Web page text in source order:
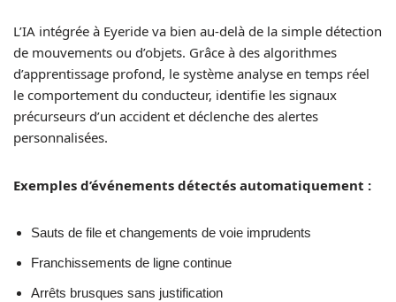
L’IA intégrée à Eyeride va bien au-delà de la simple détection
de mouvements ou d’objets. Grâce à des algorithmes
d’apprentissage profond, le système analyse en temps réel
le comportement du conducteur, identifie les signaux
précurseurs d’un accident et déclenche des alertes
personnalisées.
Exemples d’événements détectés automatiquement :
Sauts de file et changements de voie imprudents
Franchissements de ligne continue
Arrêts brusques sans justification